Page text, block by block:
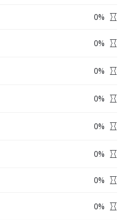
0%
0%
0%
0%
0%
0%
0%
0%